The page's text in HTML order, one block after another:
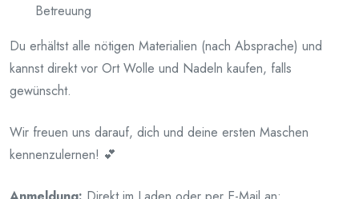
Betreuung
Du erhältst alle nötigen Materialien (nach Absprache) und
kannst direkt vor Ort Wolle und Nadeln kaufen, falls
gewünscht.
Wir freuen uns darauf, dich und deine ersten Maschen
kennenzulernen! 💕